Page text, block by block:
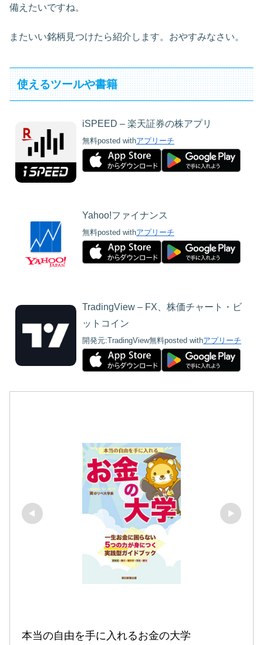
備えたいですね。
またいい銘柄見つけたら紹介します。おやすみなさい。
使えるツールや書籍
iSPEED – 楽天証券の株アプリ
無料posted withアプリーチ
Yahoo!ファイナンス
無料posted withアプリーチ
TradingView – FX、株価チャート・ビ
ットコイン
開発元:TradingView無料posted withアプリーチ
本当の自由を手に入れるお金の大学